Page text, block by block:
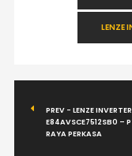
LENZE
PREV - LENZE INVERTER
E84AVSCE7512SB0 –
RAYA PERKASA